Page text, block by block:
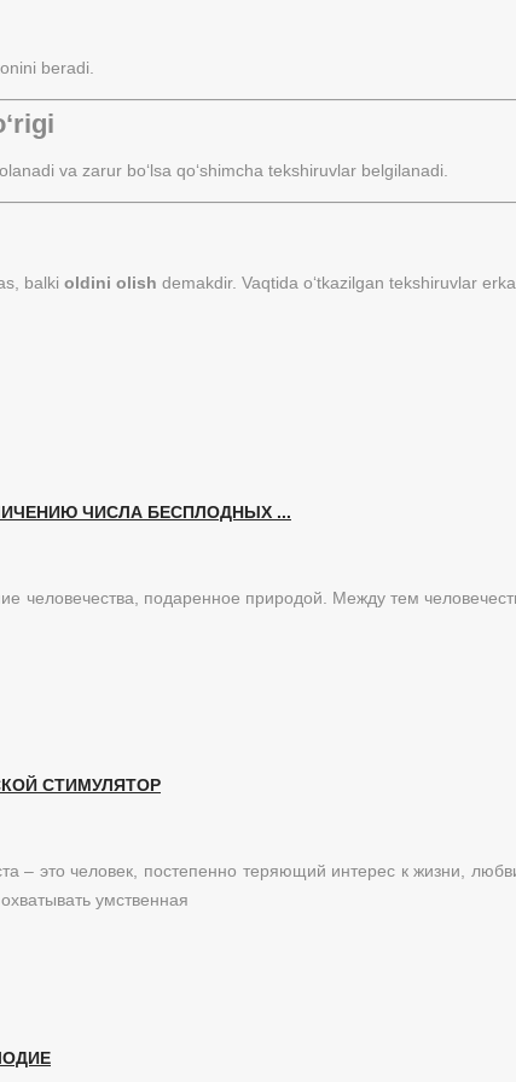
beradi.
va zarur bo‘lsa qo‘shimcha tekshiruvlar belgilanadi.
balki oldini olish demakdir. Vaqtida o‘tkazilgan tekshiruvlar
ЧИСЛА БЕСПЛОДНЫХ ...
человечества, подаренное природой. Между тем
СТИМУЛЯТОР
– это человек, постепенно теряющий интерес к жизни,
умственная